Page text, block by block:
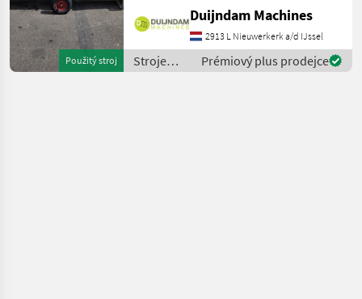
Použitý stroj
für 6-cm-Kompostblöcke
verwendet werden
kann.Diese Topfpress
Duijndam Machines
2913 L Nieuwerkerk a/d IJssel
Stroje
ovocinárstva
Prémiový plus prodejce